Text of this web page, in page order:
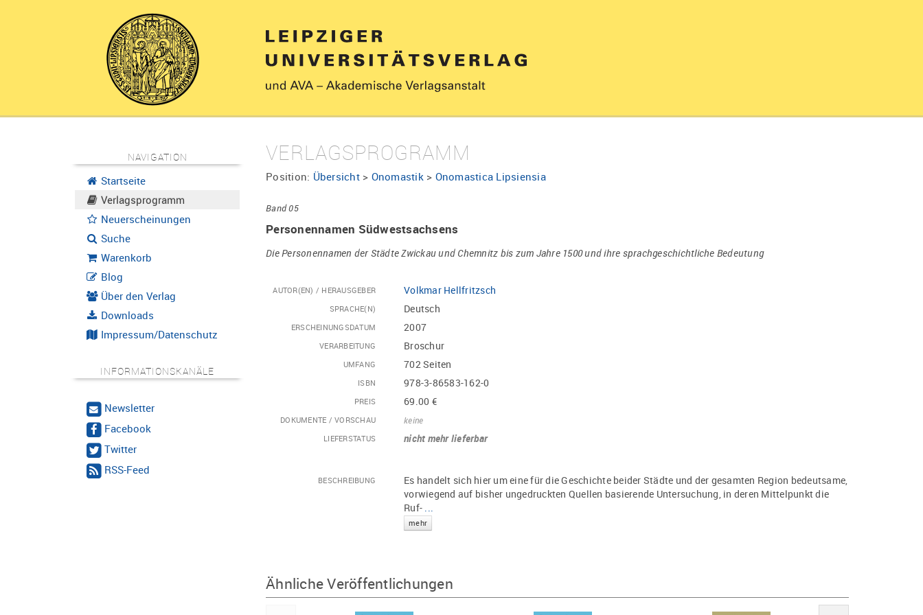
NAVIGATION
Startseite
Verlagsprogramm
Neuerscheinungen
Suche
Warenkorb
Blog
Über den Verlag
Downloads
Impressum/Datenschutz
INFORMATIONSKANÄLE
Newsletter
Facebook
Twitter
RSS-Feed
VERLAGSPROGRAMM
Position: Übersicht> Onomastik > Onomastica Lipsiensia
Band 05
Personennamen Südwestsachsens
Die Personennamen der Städte Zwickau und Chemnitz bis zum Jahre 1500 und ihre sprachgeschichtliche Bedeutung
AUTOR(EN) / HERAUSGEBER Volkmar Hellfritzsch
SPRACHE(N) Deutsch
ERSCHEINUNGSDATUM 2007
VERARBEITUNG Broschur
UMFANG 702 Seiten
ISBN 978-3-86583-162-0
PREIS 69.00 €
DOKUMENTE / VORSCHAU keine
LIEFERSTATUS nicht mehr lieferbar
BESCHREIBUNG
Es handelt sich hier um eine für die Geschichte beider Städte und der gesamten Region bedeutsame,
vorwiegend auf bisher ungedruckten Quellen basierende Untersuchung, in deren Mittelpunkt die
Ruf- ...
mehr
Ähnliche Veröffentlichungen